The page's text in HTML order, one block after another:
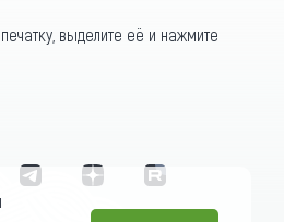
выделите её и нажмите